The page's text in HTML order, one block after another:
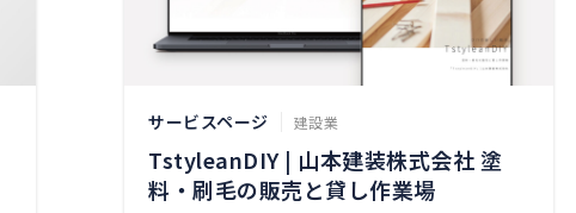
サービスページ 建設業
TstyleanDIY | 山本建装株式会社 塗
料・刷毛の販売と貸し作業場